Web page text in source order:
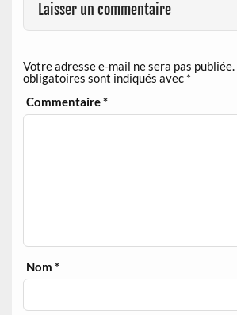
Laisser un commentaire
Votre adresse e-mail ne sera pas publiée.
obligatoires sont indiqués avec *
Commentaire*
Nom*